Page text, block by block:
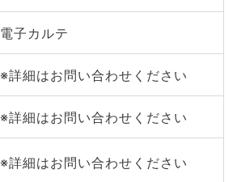
電子カルテ
※詳細はお問い合わせください
※詳細はお問い合わせください
※詳細はお問い合わせください